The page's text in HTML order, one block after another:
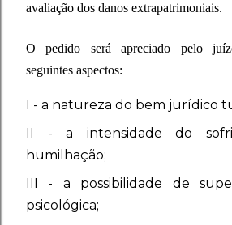
avaliação dos danos extrapatrimoniais.
O pedido será apreciado pelo
seguintes aspectos:
I - a natureza do bem jurídico
II - a intensidade do
humilhação;
III - a possibilidade de
psicológica;